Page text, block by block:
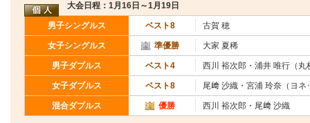
大会日程：1月16日～1月19日
男子シングルス ベスト8 古賀 穂
女子シングルス 準優勝 大家 夏稀
男子ダブルス ベスト4 西川 裕次郎・浦井 唯行（丸
女子ダブルス ベスト8 尾﨑 沙織・宮浦 玲奈（ヨネ
混合ダブルス 優勝 西川 裕次郎・尾﨑 沙織